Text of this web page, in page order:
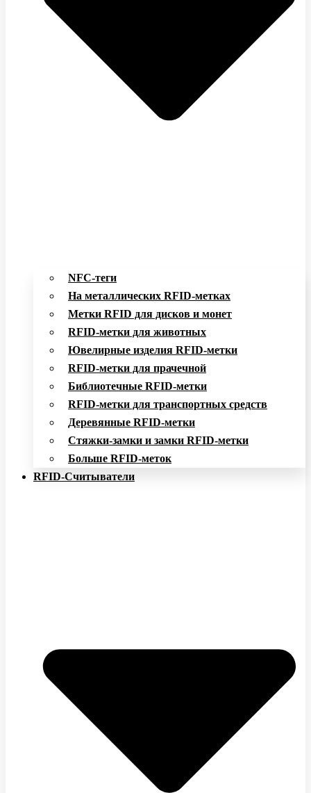
NFC-теги
На металлических RFID-метках
Метки RFID для дисков и монет
RFID-метки для животных
Ювелирные изделия RFID-метки
RFID-метки для прачечной
Библиотечные RFID-метки
RFID-метки для транспортных средств
Деревянные RFID-метки
Стяжки-замки и замки RFID-метки
Больше RFID-меток
RFID-Считыватели